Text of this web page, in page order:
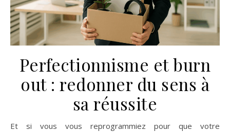
Perfectionnisme et burn
out : redonner du sens à
sa réussite
Et si vous vous reprogrammiez pour que votre